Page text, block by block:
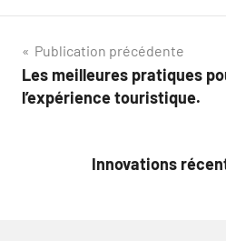
Navigation
de
Publication précédente
Les meilleures pratiques
l’expérience touristique.
Innovations